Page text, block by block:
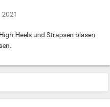
2021
Heels und Strapsen blasen